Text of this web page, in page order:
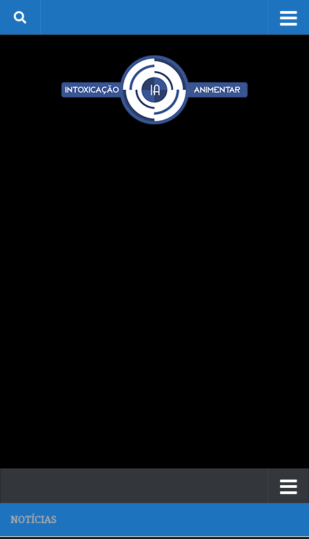
Skip to content
NOTÍCIAS